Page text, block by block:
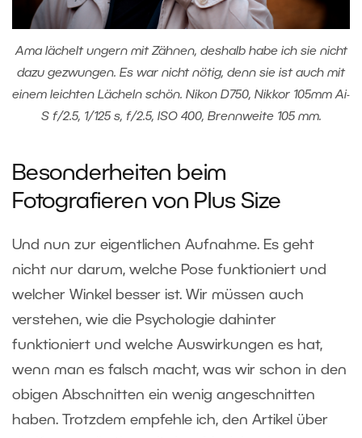
Ama lächelt ungern mit Zähnen, deshalb habe ich sie nicht
dazu gezwungen. Es war nicht nötig, denn sie ist auch mit
einem leichten Lächeln schön. Nikon D750, Nikkor 105mm Ai-
S f/2.5, 1/125 s, f/2.5, ISO 400, Brennweite 105 mm.
Besonderheiten beim
Fotografieren von Plus Size
Und nun zur eigentlichen Aufnahme. Es geht
nicht nur darum, welche Pose funktioniert und
welcher Winkel besser ist. Wir müssen auch
verstehen, wie die Psychologie dahinter
funktioniert und welche Auswirkungen es hat,
wenn man es falsch macht, was wir schon in den
obigen Abschnitten ein wenig angeschnitten
haben. Trotzdem empfehle ich, den Artikel über